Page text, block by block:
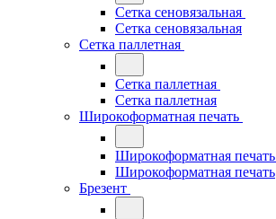
Сетка сеновязальная
Сетка сеновязальная
Сетка паллетная
Сетка паллетная
Сетка паллетная
Широкоформатная печать
Широкоформатная печать
Широкоформатная печать
Брезент